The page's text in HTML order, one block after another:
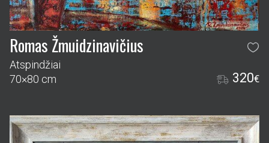
Romas Žmuidzinavičius
Atspindžiai
70×80 cm
320€